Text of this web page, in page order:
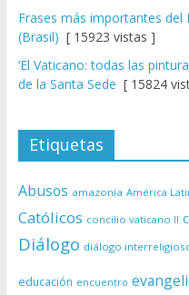
Frases más importantes del
(Brasil) [ 15923 vistas ]
‘El Vaticano: todas las
de la Santa Sede [ 15824
Etiquetas
Abusos amazonía América
Católicos concilio vaticano II
Diálogo diálogo
educación encuentro